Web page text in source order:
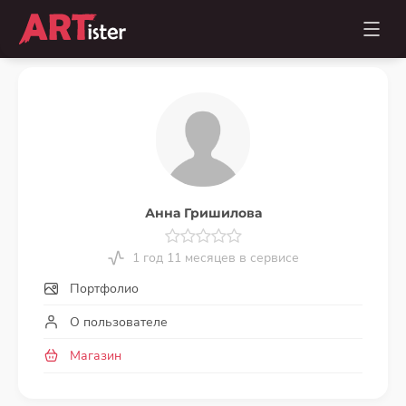
Анна Гришилова
1 год 11 месяцев в сервисе
Портфолио
О пользователе
Магазин